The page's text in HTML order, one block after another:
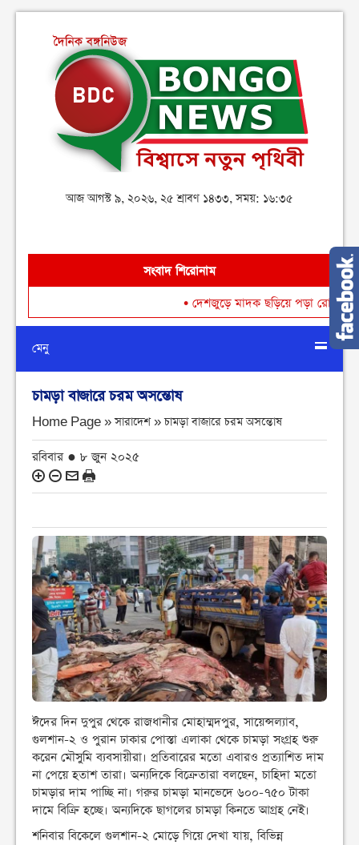
আজ আগস্ট ৯, ২০২৬, ২৫ শ্রাবণ ১৪৩৩, সময়: ১৬:৩৫
সংবাদ শিরোনাম
দেশজুড়ে মাদক ছড়িয়ে পড়া রোধে গডফাদার
মেনু
চামড়া বাজারে চরম অসন্তোষ
Home Page » সারাদেশ »চামড়া বাজারে চরম অসন্তোষ
রবিবার ● ৮ জুন ২০২৫
ঈদের দিন দুপুর থেকে রাজধানীর মোহাম্মদপুর, সায়েন্সল্যাব,
গুলশান-২ ও পুরান ঢাকার পোস্তা এলাকা থেকে চামড়া সংগ্রহ শুরু
করেন মৌসুমি ব্যবসায়ীরা। প্রতিবারের মতো এবারও প্রত্যাশিত দাম
না পেয়ে হতাশ তারা। অন্যদিকে বিক্রেতারা বলছেন, চাহিদা মতো
চামড়ার দাম পাচ্ছি না। গরুর চামড়া মানভেদে ৬০০-৭৫০ টাকা
দামে বিক্রি হচ্ছে। অন্যদিকে ছাগলের চামড়া কিনতে আগ্রহ নেই।
শনিবার বিকেলে গুলশান-২ মোড়ে গিয়ে দেখা যায়, বিভিন্ন